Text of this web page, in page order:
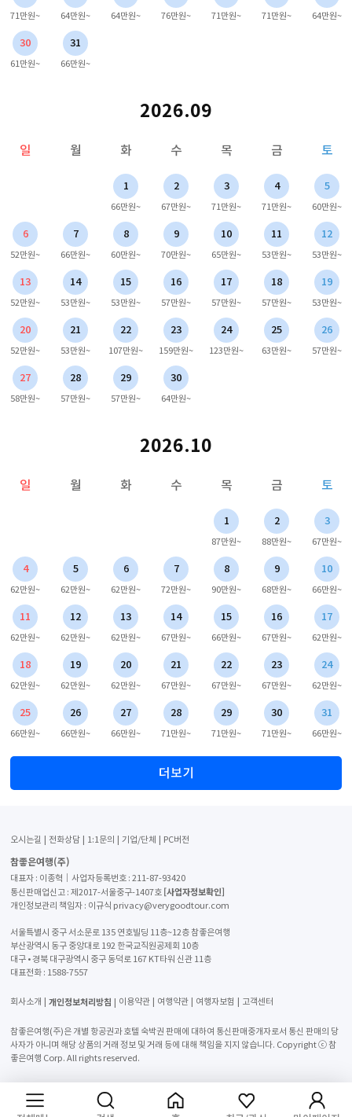
71만원~ 64만원~ 64만원~ 76만원~ 71만원~ 71만원~ 64만원~
30
61만원~
31
66만원~
2026.09
일 월 화 수 목 금 토
1
66만원~
2
67만원~
3
71만원~
4
71만원~
5
60만원~
6
52만원~
7
66만원~
8
60만원~
9
70만원~
10
65만원~
11
53만원~
12
53만원~
13
52만원~
14
53만원~
15
53만원~
16
57만원~
17
57만원~
18
57만원~
19
53만원~
20
52만원~
21
53만원~
22
107만원~
23
159만원~
24
123만원~
25
63만원~
26
57만원~
27
58만원~
28
57만원~
29
57만원~
30
64만원~
2026.10
일 월 화 수 목 금 토
1
87만원~
2
88만원~
3
67만원~
4
62만원~
5
62만원~
6
62만원~
7
72만원~
8
90만원~
9
68만원~
10
66만원~
11
62만원~
12
62만원~
13
62만원~
14
67만원~
15
66만원~
16
67만원~
17
62만원~
18
62만원~
19
62만원~
20
62만원~
21
67만원~
22
67만원~
23
67만원~
24
62만원~
25
66만원~
26
66만원~
27
66만원~
28
71만원~
29
71만원~
30
71만원~
31
66만원~
더보기
오시는길 전화상담 1:1문의 기업/단체 PC버전
참좋은여행(주)
대표자 : 이종혁│사업자등록번호 : 211-87-93420
통신판매업신고 : 제2017-서울중구-1407호 [사업자정보확인]
개인정보관리 책임자 : 이규식 privacy@verygoodtour.com
서울특별시 중구 서소문로 135 연호빌딩 11층~12층 참좋은여행
부산광역시 동구 중앙대로 192 한국교직원공제회 10층
대구 • 경북 대구광역시 중구 동덕로 167 KT타워 신관 11층
대표전화 : 1588-7557
회사소개 개인정보처리방침 이용약관 여행약관 여행자보험 고객센터
참좋은여행(주)은 개별 항공권과 호텔 숙박권 판매에 대하여 통신판매중개자로서 통신 판매의 당
사자가 아니며 해당 상품의 거래 정보 및 거래 등에 대해 책임을 지지 않습니다. Copyright ⓒ 참
좋은여행 Corp. All rights reserved.